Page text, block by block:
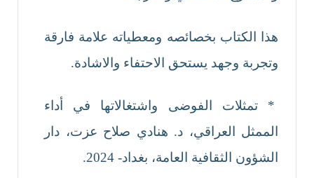
هذا الكتاب بخصائصه ومعطياته علامة فارقة
وتجربة وجهد يستحق الاحتفاء والاشادة.
* تمثلات الفوضى واشتغالاتها في أداء
الممثل العراقي، د. هنادي صلاح عزت، دار
الشؤون الثقافية العامة، بغداد- 2024.